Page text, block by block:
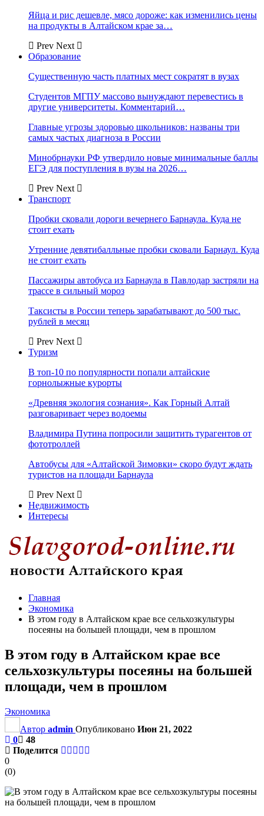
Яйца и рис дешевле, мясо дороже: как изменились цены
на продукты в Алтайском крае за…
Prev Next
Образование
Существенную часть платных мест сократят в вузах
Студентов МГПУ массово вынуждают перевестись в
другие университеты. Комментарий…
Главные угрозы здоровью школьников: названы три
самых частых диагноза в России
Минобрнауки РФ утвердило новые минимальные баллы
ЕГЭ для поступления в вузы на 2026…
Prev Next
Транспорт
Пробки сковали дороги вечернего Барнаула. Куда не
стоит ехать
Утренние девятибалльные пробки сковали Барнаул. Куда
не стоит ехать
Пассажиры автобуса из Барнаула в Павлодар застряли на
трассе в сильный мороз
Таксисты в России теперь зарабатывают до 500 тыс.
рублей в месяц
Prev Next
Туризм
В топ-10 по популярности попали алтайские
горнолыжные курорты
«Древняя экология сознания». Как Горный Алтай
разговаривает через водоемы
Владимира Путина попросили защитить турагентов от
фототроллей
Автобусы для «Алтайской Зимовки» скоро будут ждать
туристов на площади Барнаула
Prev Next
Недвижимость
Интересы
Главная
Экономика
В этом году в Алтайском крае все сельхозкультуры
посеяны на большей площади, чем в прошлом
В этом году в Алтайском крае все
сельхозкультуры посеяны на большей
площади, чем в прошлом
Экономика
Автор admin Опубликовано Июн 21, 2022
0
48
Поделится
0
(0)